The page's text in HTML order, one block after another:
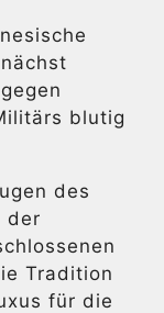
blutig
des
der
Tradition
für die